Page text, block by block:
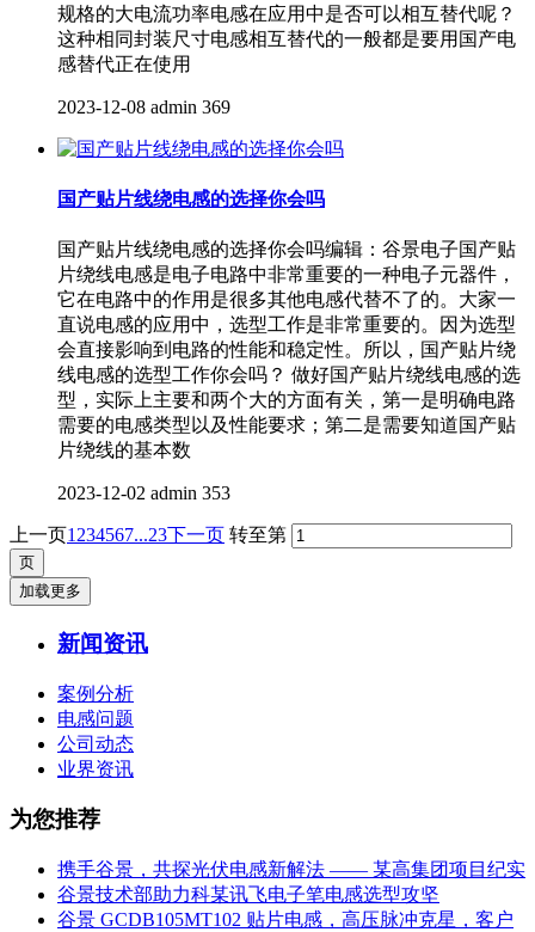
规格的大电流功率电感在应用中是否可以相互替代呢？
这种相同封装尺寸电感相互替代的一般都是要用国产电
感替代正在使用
2023-12-08 admin 369
国产贴片线绕电感的选择你会吗
国产贴片线绕电感的选择你会吗编辑：谷景电子国产贴
片绕线电感是电子电路中非常重要的一种电子元器件，
它在电路中的作用是很多其他电感代替不了的。大家一
直说电感的应用中，选型工作是非常重要的。因为选型
会直接影响到电路的性能和稳定性。所以，国产贴片绕
线电感的选型工作你会吗？ 做好国产贴片绕线电感的选
型，实际上主要和两个大的方面有关，第一是明确电路
需要的电感类型以及性能要求；第二是需要知道国产贴
片绕线的基本数
2023-12-02 admin 353
上一页1 234567...23下一页 转至第
加载更多
新闻资讯
案例分析
电感问题
公司动态
业界资讯
为您推荐
携手谷景，共探光伏电感新解法 —— 某高集团项目纪实
谷景技术部助力科某讯飞电子笔电感选型攻坚
谷景 GCDB105MT102 贴片电感，高压脉冲克星，客户